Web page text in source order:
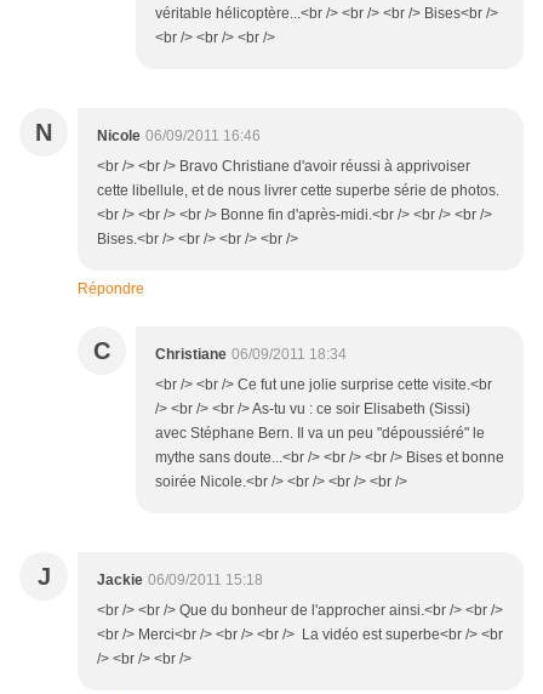
véritable hélicoptère...<br /> <br /> <br /> Bises<br />
<br /> <br /> <br />
N Nicole 06/09/2011 16:46
<br /> <br /> Bravo Christiane d'avoir réussi à apprivoiser
cette libellule, et de nous livrer cette superbe série de photos.
<br /> <br /> <br /> Bonne fin d'après-midi.<br /> <br /> <br />
Bises.<br /> <br /> <br /> <br />
Répondre
C Christiane 06/09/2011 18:34
<br /> <br /> Ce fut une jolie surprise cette visite.<br
/> <br /> <br /> As-tu vu : ce soir Elisabeth (Sissi)
avec Stéphane Bern. Il va un peu "dépoussiéré" le
mythe sans doute...<br /> <br /> <br /> Bises et bonne
soirée Nicole.<br /> <br /> <br /> <br />
J Jackie 06/09/2011 15:18
<br /> <br /> Que du bonheur de l'approcher ainsi.<br /> <br />
<br /> Merci<br /> <br /> <br /> La vidéo est superbe<br /> <br
/> <br /> <br />